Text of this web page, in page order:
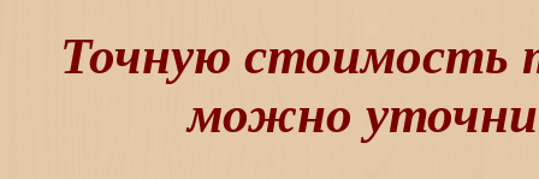
Точную стоимость
можно